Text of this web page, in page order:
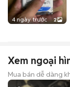
4 ngày trước 2
Xem ngoại
Mua bán dễ dàng